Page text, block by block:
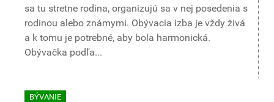
sa tu stretne rodina, organizujú sa v nej posedenia s
rodinou alebo známymi. Obývacia izba je vždy živá
a k tomu je potrebné, aby bola harmonická.
Obývačka podľa...
BÝVANIE